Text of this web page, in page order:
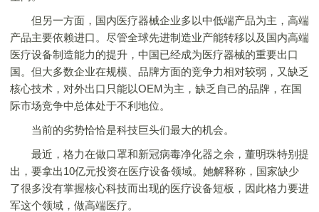
但另一方面，国内医疗器械企业多以中低端产品为主，高端
产品主要依赖进口。尽管全球先进制造业产能转移以及国内高端
医疗设备制造能力的提升，中国已经成为医疗器械的重要出口
国。但大多数企业在规模、品牌方面的竞争力相对较弱，又缺乏
核心技术，对外出口只能以OEM为主，缺乏自己的品牌，在国
际市场竞争中总体处于不利地位。
当前的劣势恰恰是科技巨头们最大的机会。
最近，格力在做口罩和新冠病毒净化器之余，董明珠特别提
出，要拿出10亿元投资在医疗设备领域。她解释称，国家缺少
了很多没有掌握核心科技而出现的医疗设备短板，因此格力要进
军这个领域，做高端医疗。